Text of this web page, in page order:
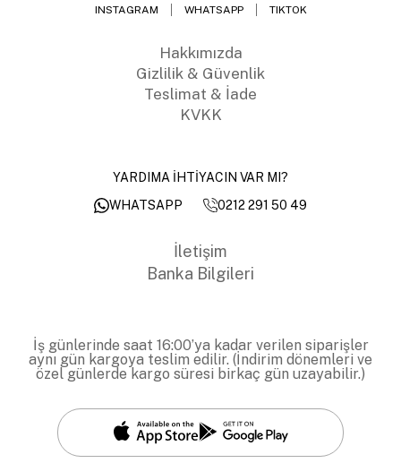
INSTAGRAM WHATSAPP TIKTOK
Hakkımızda
Gizlilik & Güvenlik
Teslimat & İade
KVKK
YARDIMA İHTİYACIN VAR MI?
WHATSAPP
0212 291 50 49
İletişim
Banka Bilgileri
İş günlerinde saat 16:00’ya kadar verilen siparişler
aynı gün kargoya teslim edilir. (İndirim dönemleri ve
özel günlerde kargo süresi birkaç gün uzayabilir.)